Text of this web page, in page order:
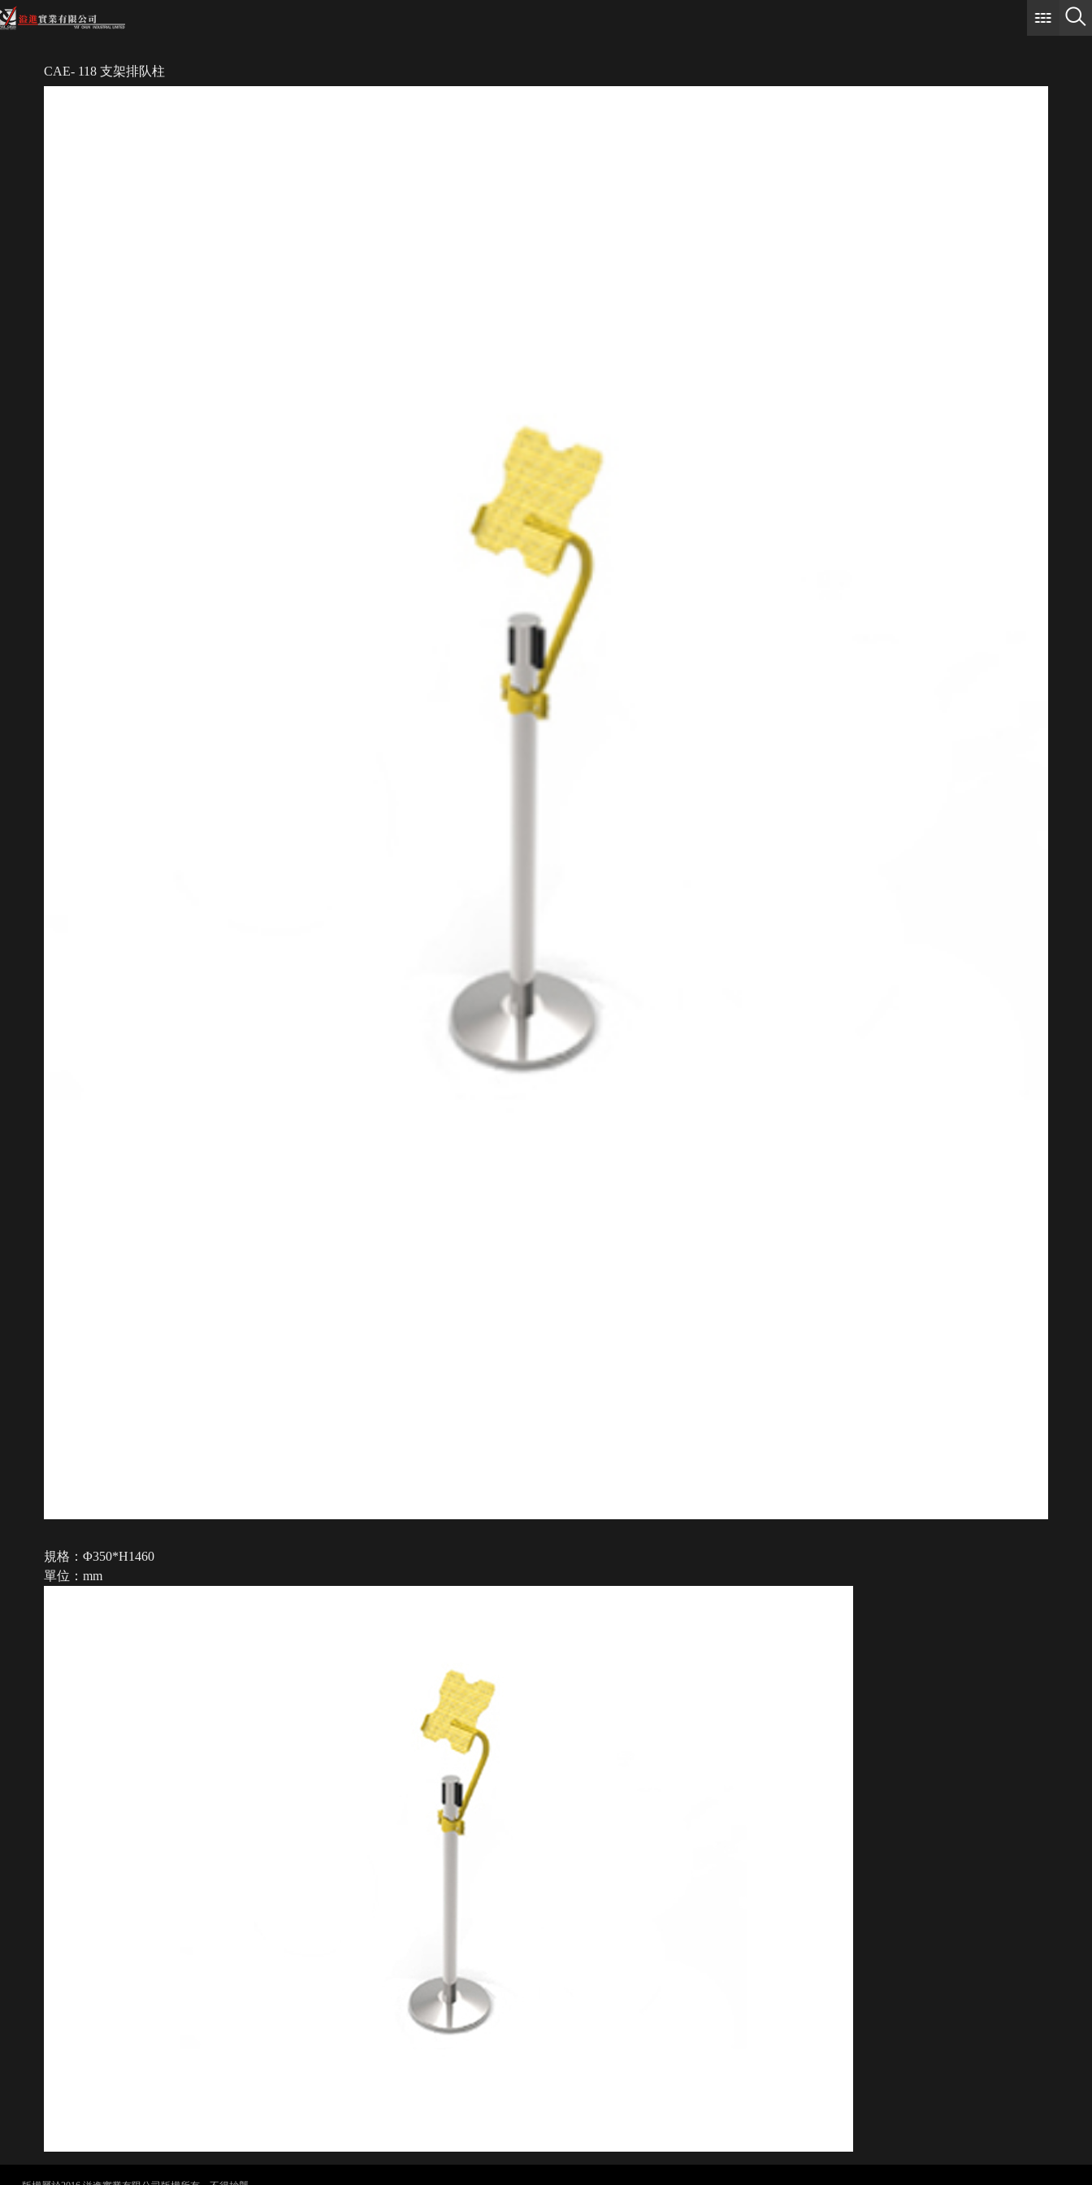
CAE- 118 支架排队柱
規格：Φ350*H1460
單位：mm